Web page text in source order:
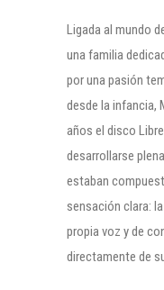
Ligada al mundo
una familia
por una pasión
desde la infancia,
años el disco
desarrollarse
estaban
sensación clara:
propia voz y de
directamente de